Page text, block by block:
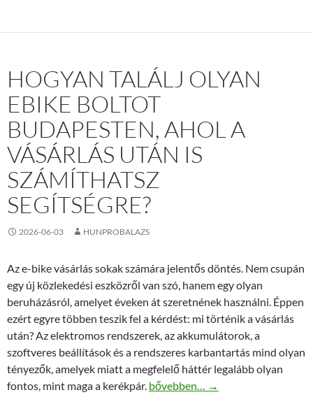
HOGYAN TALÁLJ OLYAN
EBIKE BOLTOT
BUDAPESTEN, AHOL A
VÁSÁRLÁS UTÁN IS
SZÁMÍTHATSZ
SEGÍTSÉGRE?
2026-06-03 HUNPROBALAZS
Az e-bike vásárlás sokak számára jelentős döntés. Nem csupán
egy új közlekedési eszközről van szó, hanem egy olyan
beruházásról, amelyet éveken át szeretnének használni. Éppen
ezért egyre többen teszik fel a kérdést: mi történik a vásárlás
után? Az elektromos rendszerek, az akkumulátorok, a
szoftveres beállítások és a rendszeres karbantartás mind olyan
tényezők, amelyek miatt a megfelelő háttér legalább olyan
fontos, mint maga a kerékpár. Hogyan találj olyan ebike boltot
bővebben… →